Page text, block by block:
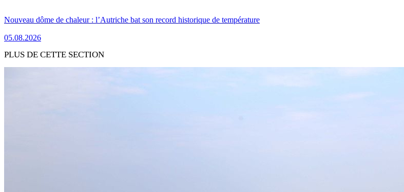
Nouveau dôme de chaleur : l’Autriche bat son record historique de température
05.08.2026
PLUS DE CETTE SECTION